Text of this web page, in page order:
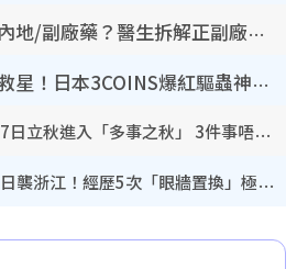
網傳公院改用內地/副廠藥？醫生拆解正副廠分別 揭4類人換藥隨時出事
怕蟲人士夏日救星！日本3COINS爆紅驅蟲神器$45起 1招「全程免觸碰」輕鬆搞定小強
立秋2026｜8月7日立秋進入「多事之秋」 3件事唔做得！專家教6招開運 清枱頭／銀包納氣接好運
颱風白海豚料周日襲浙江！經歷5次「眼牆置換」極罕見 成登陸內地最長途颱風